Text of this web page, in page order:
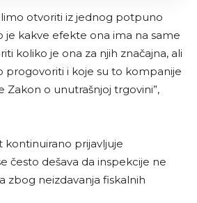
otvoriti iz jednog potpuno
je kakve efekte ona ima na same
koliko je ona za njih značajna, ali
progovoriti i koje su to kompanije
Zakon o unutrašnjoj trgovini”,
kontinuirano prijavljuje
često dešava da inspekcije ne
zbog neizdavanja fiskalnih